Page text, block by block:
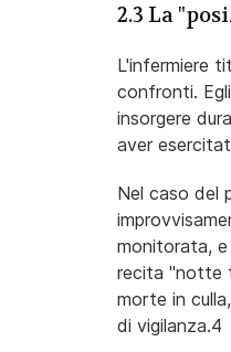
2.3 La
L'infermiere
confronti.
insorgere
aver
Nel caso del
monitorata,
recita "notte
morte in
di vigilanza.4